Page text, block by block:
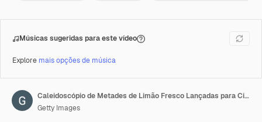
Músicas sugeridas para este vídeo
Explore mais opções de música
Caleidoscópio de Metades de Limão Fresco Lançadas para Cima
Getty Images